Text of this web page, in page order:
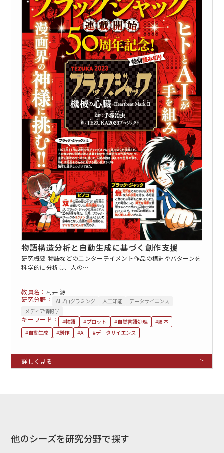
物語構造分析と自動生成に基づく創作支援
研究概要 物語などのエンターテイメント作品の構造やパターンを
科学的に分析し、人の…
村井 源
研究分野：
AIプログラミング 人工知能
データサイエンス
メディア情報学
キーワード： #物語 #プロット #自然言語処理
#脚本
#自動生成
#創作 #AI #データサイエンス
他のシーズを研究分野で探す